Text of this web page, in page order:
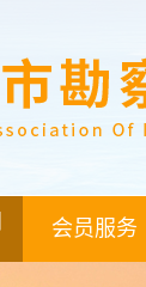
会员服务